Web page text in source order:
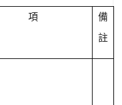
項
備
註